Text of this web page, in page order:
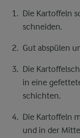
Die Kartoffeln
schneiden.
Gut abspülen
Die
in eine
schichten.
Die Kartoffeln
und in der